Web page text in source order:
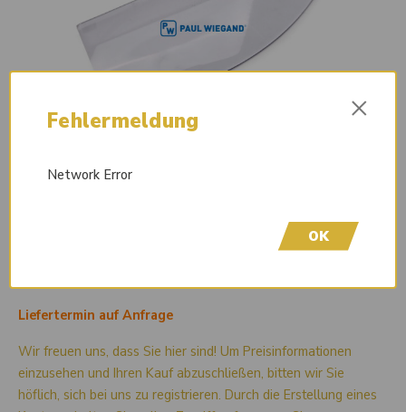
Liefertermin auf Anfrage
Wir freuen uns, dass Sie hier sind! Um Preisinformationen
einzusehen und Ihren Kauf abzuschließen, bitten wir Sie
höflich, sich bei uns zu registrieren. Durch die Erstellung eines
Fehlermeldung ×
Network Error
OK